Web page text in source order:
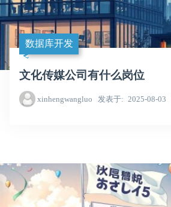
数据库开发
文化传媒公司有什么岗位
xinhengwangluo 发表于 2025-08-03